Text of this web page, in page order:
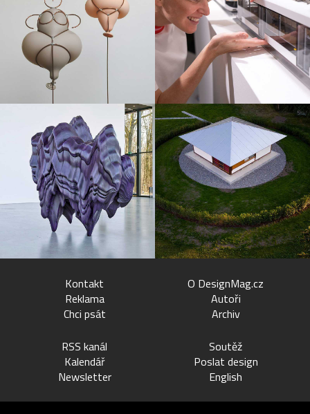
Kontakt
Reklama
Chci psát
O DesignMag.cz
Autoři
Archiv
RSS kanál
Kalendář
Newsletter
Soutěž
Poslat design
English